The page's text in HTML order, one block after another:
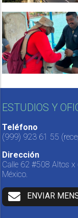
ESTUDIOS Y
Teléfono
(999) 923 61 55
Dirección
Calle 62 #508 Altos x
México.
ENVIAR